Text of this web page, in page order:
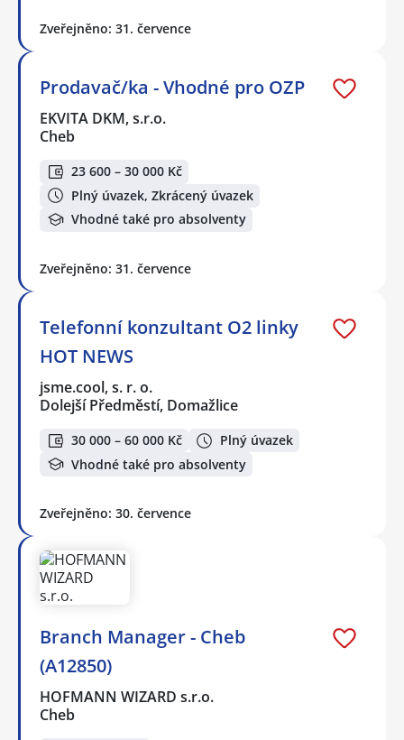
Zveřejněno: 31. července
Prodavač/ka - Vhodné pro OZP
EKVITA DKM, s.r.o.
Cheb
23 600 – 30 000 Kč
Plný úvazek, Zkrácený úvazek
Vhodné také pro absolventy
Zveřejněno: 31. července
Telefonní konzultant O2 linky
HOT NEWS
jsme.cool, s. r. o.
Dolejší Předměstí, Domažlice
30 000 – 60 000 Kč
Plný úvazek
Vhodné také pro absolventy
Zveřejněno: 30. července
Branch Manager - Cheb
(A12850)
HOFMANN WIZARD s.r.o.
Cheb